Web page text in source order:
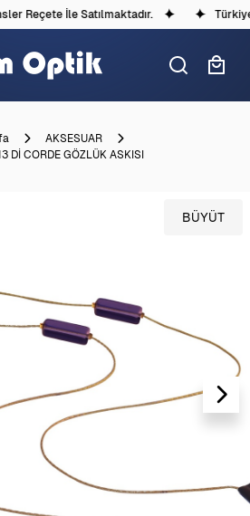
Reçete İle Satılmaktadır.
AKSESUAR
Dİ CORDE GÖZLÜK ASKISI
BÜYÜT